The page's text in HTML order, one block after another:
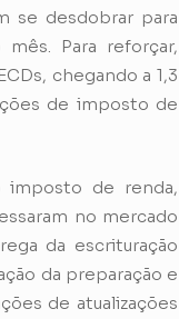
se desdobrar para
Para reforçar,
chegando a 1,3
de imposto de
imposto de renda,
no mercado
da escrituração
da preparação e
de atualizações